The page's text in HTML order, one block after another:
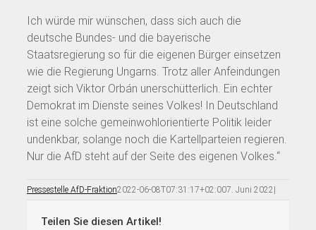
Ich würde mir wünschen, dass sich auch die
deutsche Bundes- und die bayerische
Staatsregierung so für die eigenen Bürger einsetzen
wie die Regierung Ungarns. Trotz aller Anfeindungen
zeigt sich Viktor Orbán unerschütterlich. Ein echter
Demokrat im Dienste seines Volkes! In Deutschland
ist eine solche gemeinwohlorientierte Politik leider
undenkbar, solange noch die Kartellparteien regieren.
Nur die AfD steht auf der Seite des eigenen Volkes.“
Pressestelle AfD-Fraktion2022-06-08T07:31:17+02:007. Juni 2022 |
Teilen Sie diesen Artikel!